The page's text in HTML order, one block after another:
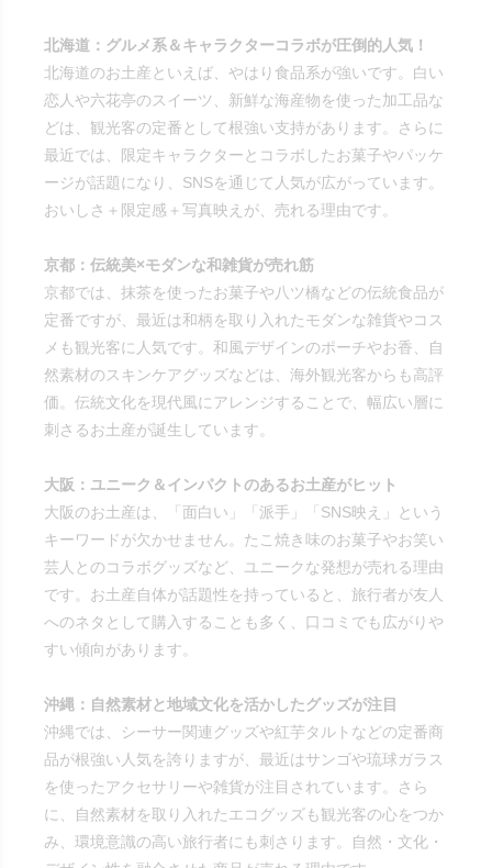
北海道：グルメ系＆キャラクターコラボが圧倒的人気！
北海道のお土産といえば、やはり食品系が強いです。白い
恋人や六花亭のスイーツ、新鮮な海産物を使った加工品な
どは、観光客の定番として根強い支持があります。さらに
最近では、限定キャラクターとコラボしたお菓子やパッケ
ージが話題になり、SNSを通じて人気が広がっています。
おいしさ＋限定感＋写真映えが、売れる理由です。
京都：伝統美×モダンな和雑貨が売れ筋
京都では、抹茶を使ったお菓子や八ツ橋などの伝統食品が
定番ですが、最近は和柄を取り入れたモダンな雑貨やコス
メも観光客に人気です。和風デザインのポーチやお香、自
然素材のスキンケアグッズなどは、海外観光客からも高評
価。伝統文化を現代風にアレンジすることで、幅広い層に
刺さるお土産が誕生しています。
大阪：ユニーク＆インパクトのあるお土産がヒット
大阪のお土産は、「面白い」「派手」「SNS映え」という
キーワードが欠かせません。たこ焼き味のお菓子やお笑い
芸人とのコラボグッズなど、ユニークな発想が売れる理由
です。お土産自体が話題性を持っていると、旅行者が友人
へのネタとして購入することも多く、口コミでも広がりや
すい傾向があります。
沖縄：自然素材と地域文化を活かしたグッズが注目
沖縄では、シーサー関連グッズや紅芋タルトなどの定番商
品が根強い人気を誇りますが、最近はサンゴや琉球ガラス
を使ったアクセサリーや雑貨が注目されています。さら
に、自然素材を取り入れたエコグッズも観光客の心をつか
み、環境意識の高い旅行者にも刺さります。自然・文化・